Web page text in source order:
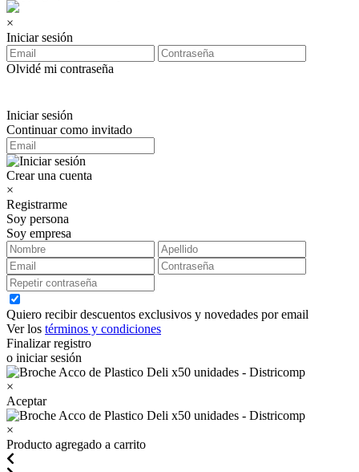
×
Iniciar sesión
Olvidé mi contraseña
Iniciar sesión
Continuar como invitado
Crear una cuenta
×
Registrarme
Soy persona
Soy empresa
Quiero recibir descuentos exclusivos y novedades por email
Ver los términos y condiciones
Finalizar registro
o iniciar sesión
×
Aceptar
×
Producto agregado a carrito